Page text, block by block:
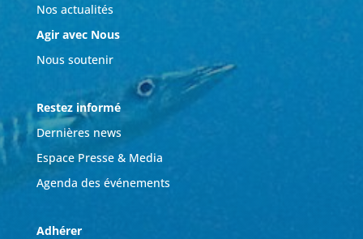
Nos actualités
Agir avec Nous
Nous soutenir
Restez informé
Dernières news
Espace Presse & Media
Agenda des événements
Adhérer